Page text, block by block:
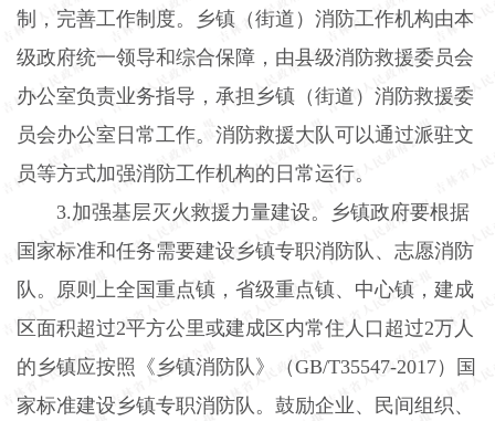
制，完善工作制度。乡镇（街道）消防工作机构由本
级政府统一领导和综合保障，由县级消防救援委员会
办公室负责业务指导，承担乡镇（街道）消防救援委
员会办公室日常工作。消防救援大队可以通过派驻文
员等方式加强消防工作机构的日常运行。
3.加强基层灭火救援力量建设。乡镇政府要根据
国家标准和任务需要建设乡镇专职消防队、志愿消防
队。原则上全国重点镇，省级重点镇、中心镇，建成
区面积超过2平方公里或建成区内常住人口超过2万人
的乡镇应按照《乡镇消防队》（GB/T35547-2017）国
家标准建设乡镇专职消防队。鼓励企业、民间组织、